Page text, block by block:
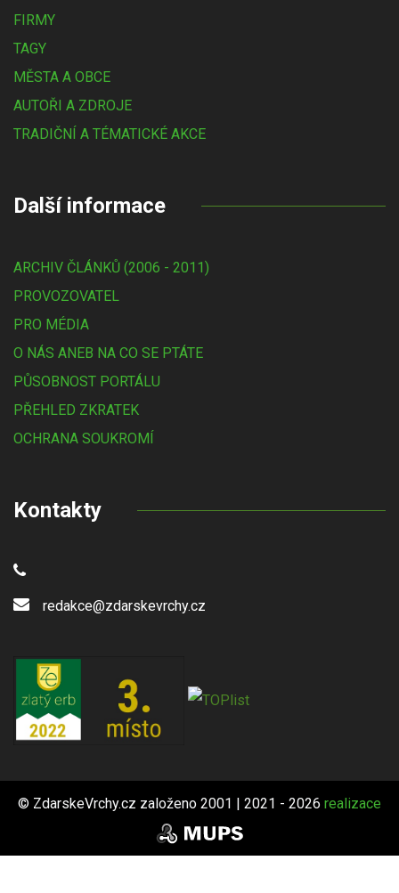
FIRMY
TAGY
MĚSTA A OBCE
AUTOŘI A ZDROJE
TRADIČNÍ A TÉMATICKÉ AKCE
Další informace
ARCHIV ČLÁNKŮ (2006 - 2011)
PROVOZOVATEL
PRO MÉDIA
O NÁS ANEB NA CO SE PTÁTE
PŮSOBNOST PORTÁLU
PŘEHLED ZKRATEK
OCHRANA SOUKROMÍ
Kontakty
redakce@zdarskevrchy.cz
© ZdarskeVrchy.cz založeno 2001 | 2021 - 2026 realizace